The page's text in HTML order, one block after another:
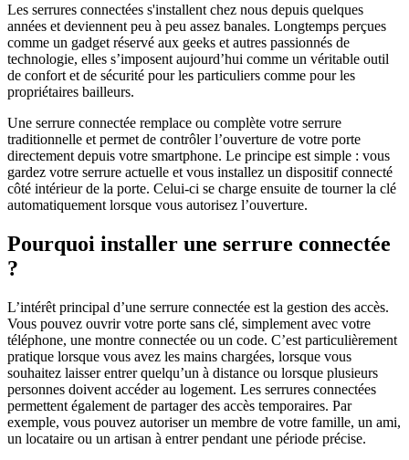
Les serrures connectées s'installent chez nous depuis quelques
années et deviennent peu à peu assez banales. Longtemps perçues
comme un gadget réservé aux geeks et autres passionnés de
technologie, elles s’imposent aujourd’hui comme un véritable outil
de confort et de sécurité pour les particuliers comme pour les
propriétaires bailleurs.
Une serrure connectée remplace ou complète votre serrure
traditionnelle et permet de contrôler l’ouverture de votre porte
directement depuis votre smartphone. Le principe est simple : vous
gardez votre serrure actuelle et vous installez un dispositif connecté
côté intérieur de la porte. Celui-ci se charge ensuite de tourner la clé
automatiquement lorsque vous autorisez l’ouverture.
Pourquoi installer une serrure connectée
?
L’intérêt principal d’une serrure connectée est la gestion des accès.
Vous pouvez ouvrir votre porte sans clé, simplement avec votre
téléphone, une montre connectée ou un code. C’est particulièrement
pratique lorsque vous avez les mains chargées, lorsque vous
souhaitez laisser entrer quelqu’un à distance ou lorsque plusieurs
personnes doivent accéder au logement. Les serrures connectées
permettent également de partager des accès temporaires. Par
exemple, vous pouvez autoriser un membre de votre famille, un ami,
un locataire ou un artisan à entrer pendant une période précise.